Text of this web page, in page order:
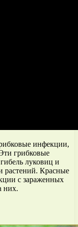
инфекции,
грибковые
луковиц и
растений. Красные
с зараженных
них.